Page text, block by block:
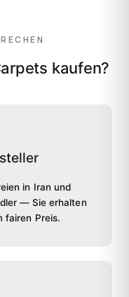
kaufen?
in Iran und
— Sie erhalten
fairen Preis.